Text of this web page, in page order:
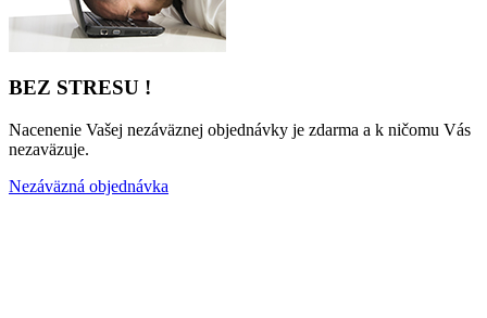
BEZ STRESU !
Nacenenie Vašej nezáväznej objednávky je zdarma a k ničomu Vás
nezaväzuje.
Nezáväzná objednávka